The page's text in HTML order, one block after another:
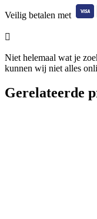
Veilig betalen met

Niet helemaal wat je
kunnen wij niet alles
Gerelateerde